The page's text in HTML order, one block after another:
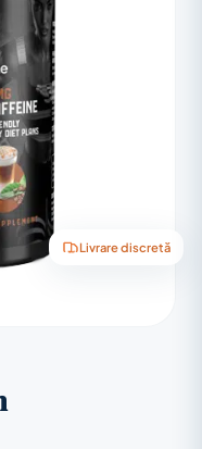
Livrare discretă